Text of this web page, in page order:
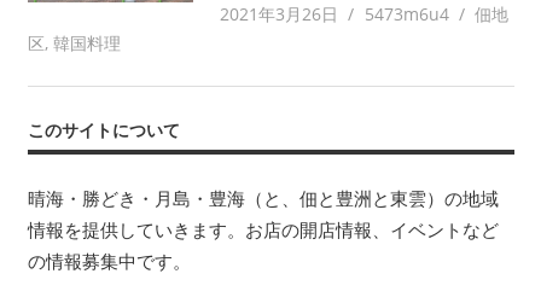
2021年3月26日 5473m6u4
佃地
区, 韓国料理
このサイトについて
晴海・勝どき・月島・豊海（と、佃と豊洲と東雲）の地域
情報を提供していきます。お店の開店情報、イベントなど
の情報募集中です。